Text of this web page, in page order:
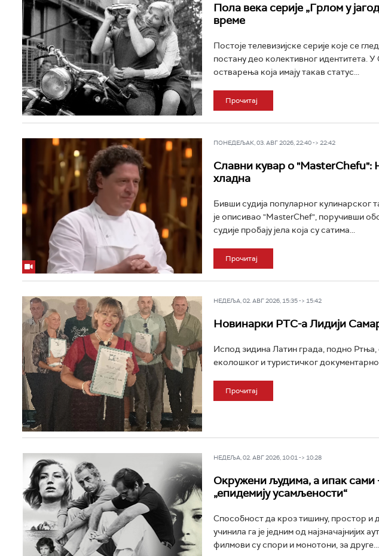
Пола века серије „Грлом у
време
Постоје телевизијске серије које се
постану део колективног идентитета. У
остварења која имају такав статус...
Прочитај
ПОНЕДЕЉАК, 03. АВГ 2026, 22:40 -> 22:42
Славни кувар о "MasterChefu":
хладна
Бивши судија популарног кулинарског
је описивао "MasterChef", поручивши
судије пробају јела која су сатима...
Прочитај
НЕДЕЉА, 02. АВГ 2026, 15:35 -> 15:42
Новинарки РТС-а Лидији
Испод зидина Латин града, подно
еколошког и туристичког
Прочитај
НЕДЕЉА, 02. АВГ 2026, 10:01 -> 10:28
Окружени људима, а ипак сами
„епидемију усамљености“
Способност да кроз тишину, простор и
учинила га је једним од
филмови су спори и монотони, за друге...